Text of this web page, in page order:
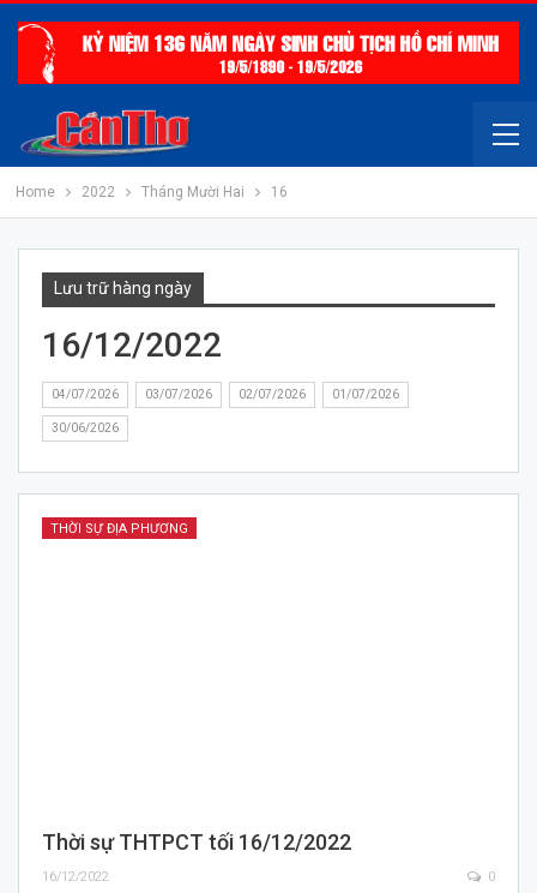
Home 2022 Tháng Mười Hai 16
Lưu trữ hàng ngày
16/12/2022
04/07/2026 03/07/2026 02/07/2026 01/07/2026
30/06/2026
THỜI SỰ ĐỊA PHƯƠNG
Thời sự THTPCT tối 16/12/2022
16/12/2022 0